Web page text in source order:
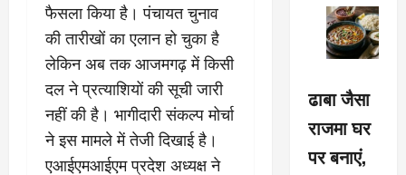
फैसला किया है। पंचायत चुनाव
की तारीखों का एलान हो चुका है
लेकिन अब तक आजमगढ़ में किसी
दल ने प्रत्याशियों की सूची जारी
नहीं की है। भागीदारी संकल्प मोर्चा
ने इस मामले में तेजी दिखाई है।
एआईएमआईएम प्रदेश अध्यक्ष ने
ढाबा जैसा
राजमा घर
पर बनाएं,